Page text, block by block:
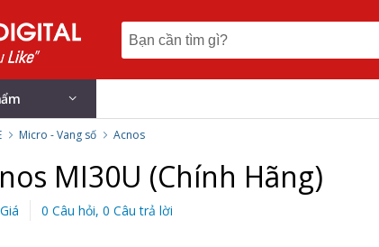
Micro - Vang số Acnos
MI30U (Chính Hãng)
0 Câu hỏi, 0 Câu trả lời